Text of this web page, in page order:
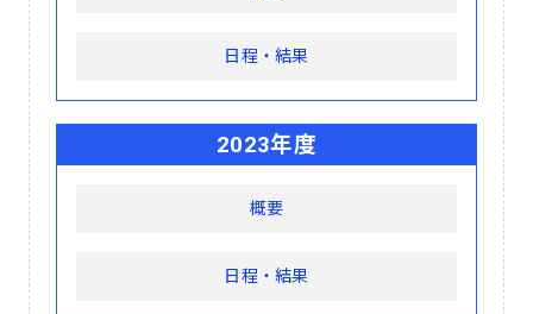
日程・結果
2023年度
概要
日程・結果